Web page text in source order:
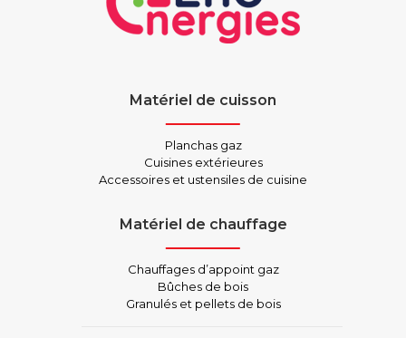
Matériel de cuisson
Planchas gaz
Cuisines extérieures
Accessoires et ustensiles de cuisine
Matériel de chauffage
Chauffages d’appoint gaz
Bûches de bois
Granulés et pellets de bois